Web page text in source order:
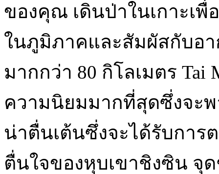
ของคุณ เดินป่าในเกาะเ
ในภูมิภาคและสัมผัสกับอ
มากกว่า 80 กิโลเมตร Tai
ความนิยมมากที่สุดซึ่งจะพ
น่าตื่นเต้นซึ่งจะได้รับกา
ตื่นใจของหุบเขาชิงซิน จุ